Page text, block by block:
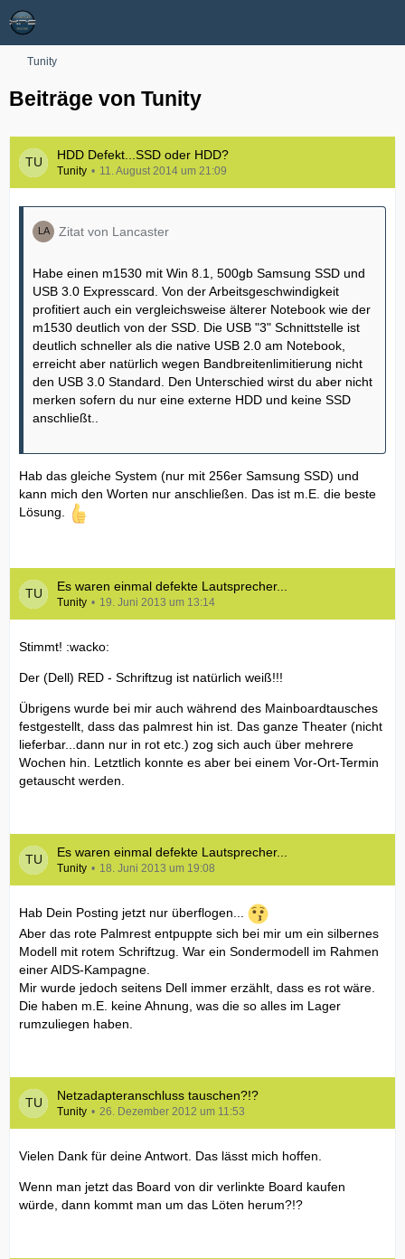
Tunity
Beiträge von Tunity
HDD Defekt...SSD oder HDD?
Tunity 11. August 2014 um 21:09
Zitat von Lancaster
Habe einen m1530 mit Win 8.1, 500gb Samsung SSD und
USB 3.0 Expresscard. Von der Arbeitsgeschwindigkeit
profitiert auch ein vergleichsweise älterer Notebook wie der
m1530 deutlich von der SSD. Die USB "3" Schnittstelle ist
deutlich schneller als die native USB 2.0 am Notebook,
erreicht aber natürlich wegen Bandbreitenlimitierung nicht
den USB 3.0 Standard. Den Unterschied wirst du aber nicht
merken sofern du nur eine externe HDD und keine SSD
anschließt..
Hab das gleiche System (nur mit 256er Samsung SSD) und
kann mich den Worten nur anschließen. Das ist m.E. die beste
Lösung.
Es waren einmal defekte Lautsprecher...
Tunity 19. Juni 2013 um 13:14
Stimmt! :wacko:
Der (Dell) RED - Schriftzug ist natürlich weiß!!!
Übrigens wurde bei mir auch während des Mainboardtausches
festgestellt, dass das palmrest hin ist. Das ganze Theater (nicht
lieferbar...dann nur in rot etc.) zog sich auch über mehrere
Wochen hin. Letztlich konnte es aber bei einem Vor-Ort-Termin
getauscht werden.
Es waren einmal defekte Lautsprecher...
Tunity 18. Juni 2013 um 19:08
Hab Dein Posting jetzt nur überflogen...
Aber das rote Palmrest entpuppte sich bei mir um ein silbernes
Modell mit rotem Schriftzug. War ein Sondermodell im Rahmen
einer AIDS-Kampagne.
Mir wurde jedoch seitens Dell immer erzählt, dass es rot wäre.
Die haben m.E. keine Ahnung, was die so alles im Lager
rumzuliegen haben.
Netzadapteranschluss tauschen?!?
Tunity 26. Dezember 2012 um 11:53
Vielen Dank für deine Antwort. Das lässt mich hoffen.
Wenn man jetzt das Board von dir verlinkte Board kaufen
würde, dann kommt man um das Löten herum?!?